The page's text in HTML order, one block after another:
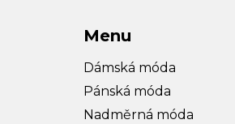
Menu
Dámská móda
Pánská móda
Nadměrná móda